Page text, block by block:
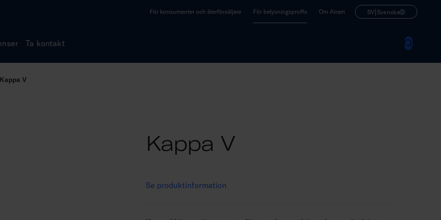
För konsumenter och återförsäljare För belysningsproffs Om Airam SV| Svenska
Ta kontakt
Kappa V
Kappa V
Se produktinformation